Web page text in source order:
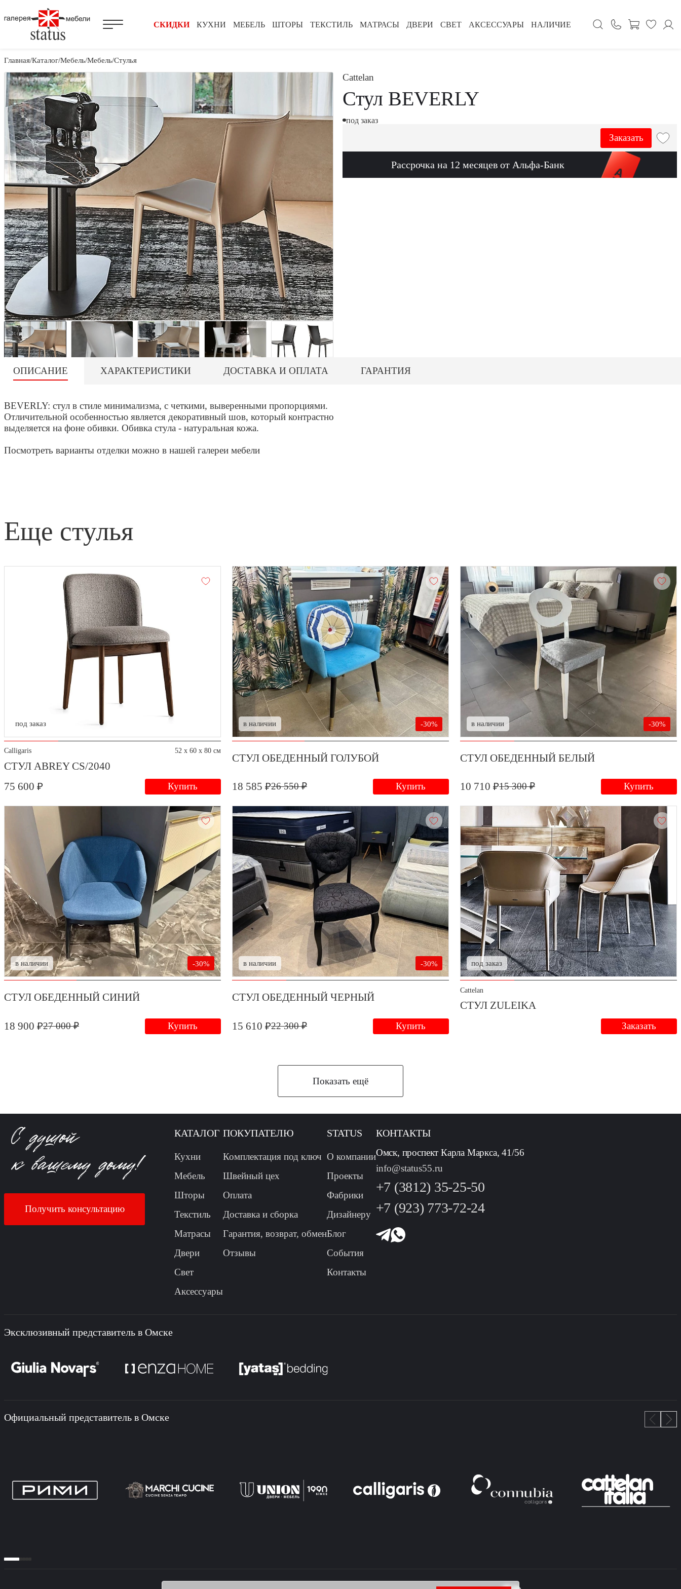
КУХНИ МЕБЕЛЬ ШТОРЫ ТЕКСТИЛЬ МАТРАСЫ ДВЕРИ СВЕТ АКСЕССУАРЫ НАЛИЧИЕ
СКИДКИ
Главная Каталог Мебель Мебель Стулья
Cattelan
Стул BEVERLY
под заказ
Заказать
Рассрочка на 12 месяцев от Альфа-Банк
ОПИСАНИЕ ХАРАКТЕРИСТИКИ ДОСТАВКА И ОПЛАТА ГАРАНТИЯ
BEVERLY: стул в стиле минимализма, с четкими, выверенными пропорциями.
Отличительной особенностью является декоративный шов, который контрастно
выделяется на фоне обивки. Обивка стула - натуральная кожа.
Посмотреть варианты отделки можно в нашей галереи мебели
еще стулья
под заказ
Calligaris 52 x 60 x 80 см
СТУЛ ABREY CS/2040
75 600 ₽
Купить
-30%
в наличии
СТУЛ ОБЕДЕННЫЙ ГОЛУБОЙ
18 585 ₽26 550 ₽ Купить
-30%
в наличии
СТУЛ ОБЕДЕННЫЙ БЕЛЫЙ
10 710 ₽15 300 ₽ Купить
-30%
в наличии
СТУЛ ОБЕДЕННЫЙ СИНИЙ
18 900 ₽27 000 ₽ Купить
-30%
в наличии
СТУЛ ОБЕДЕННЫЙ ЧЕРНЫЙ
15 610 ₽22 300 ₽ Купить
под заказ
Cattelan
СТУЛ ZULEIKA
Заказать
Показать ещё
Получить консультацию
КАТАЛОГ
Кухни
Мебель
Шторы
Текстиль
Матрасы
Двери
Свет
Аксессуары
ПОКУПАТЕЛЮ
Комплектация под ключ
Швейный цех
Оплата
Доставка и сборка
Гарантия, возврат, обмен
Отзывы
STATUS
О компании
Проекты
Фабрики
Дизайнеру
Блог
События
Контакты
КОНТАКТЫ
Омск, проспект Карла Маркса, 41/56
info@status55.ru
+7 (3812) 35-25-50
+7 (923) 773-72-24
Эксклюзивный представитель в Омске
Официальный представитель в Омске